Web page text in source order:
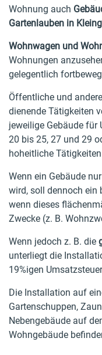
Wohnung auch
Gartenlauben in
Wohnwagen und
Wohnungen
gelegentlich
Öffentliche und
dienende Tätigkeiten
jeweilige Gebäude für
20 bis 25, 27 und 29
hoheitliche
Wenn ein Gebäude
wird, soll dennoch ein
wenn dieses
Zwecke (z. B.
Wenn jedoch z. B. die
unterliegt die
19%igen
Die Installation auf
Gartenschuppen,
Nebengebäude auf
Wohngebäude